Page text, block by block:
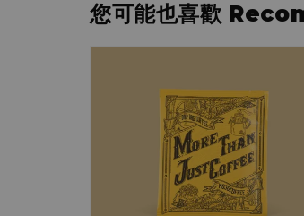
您可能也喜歡